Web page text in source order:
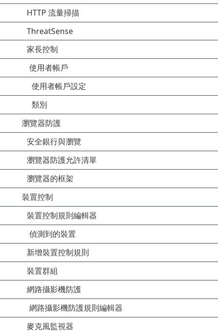
HTTP 流量掃描
ThreatSense
家長控制
使用者帳戶
使用者帳戶設定
類別
瀏覽器防護
安全銀行與瀏覽
瀏覽器防護允許清單
瀏覽器的框架
裝置控制
裝置控制規則編輯器
偵測到的裝置
新增裝置控制規則
裝置群組
網路攝影機防護
網路攝影機防護規則編輯器
麥克風監視器